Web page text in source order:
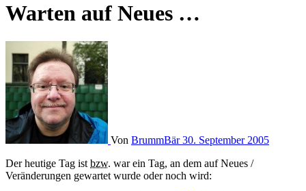
Warten auf Neues …
Von BrummBär30. September 2005
Der heutige Tag ist bzw. war ein Tag, an dem auf Neues /
Veränderungen gewartet wurde oder noch wird: